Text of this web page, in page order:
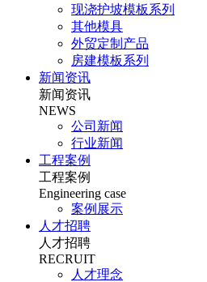
现浇护坡模板系列
其他模具
外贸定制产品
房建模板系列
新闻资讯
新闻资讯
NEWS
公司新闻
行业新闻
工程案例
工程案例
Engineering case
案例展示
人才招聘
人才招聘
RECRUIT
人才理念